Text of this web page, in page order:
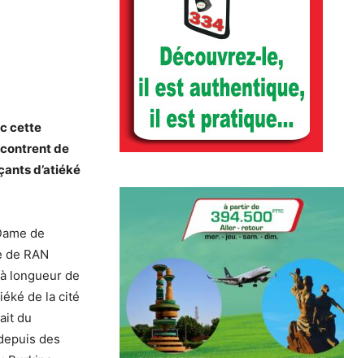
cette
de
d’atiéké
de
RAN
longueur de
de la cité
du
des